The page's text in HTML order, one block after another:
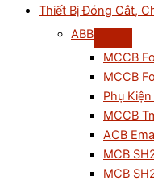
Thiết Bị Đóng Cắt,
ABB
MCCB
MCCB
Phụ
MCCB
ACB
MCB
MCB